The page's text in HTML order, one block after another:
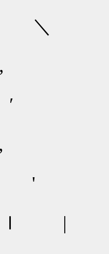
'
ｌ |